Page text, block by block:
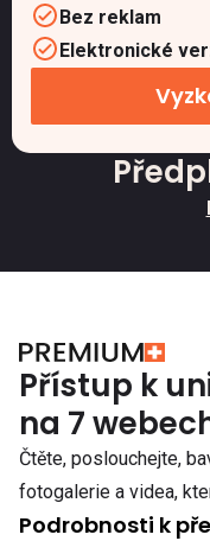
Bez reklam
Elektronické
Přístup k
na 7
Čtěte, poslouchejte,
fotogalerie a videa,
Podrobnosti k